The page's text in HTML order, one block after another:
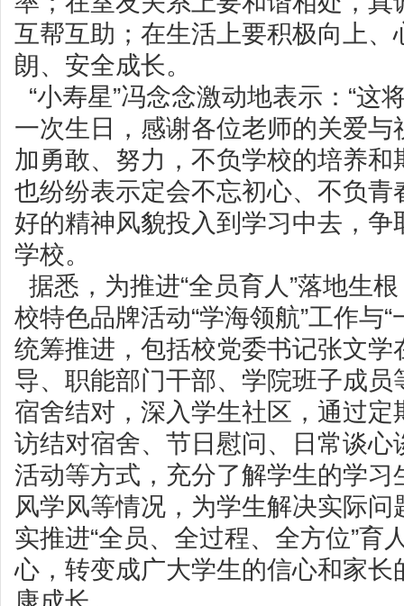
互帮互助；在生活上要积极向上、
朗、安全成长。
“小寿星”冯念念激动地表示：“这
一次生日，感谢各位老师的关爱
加勇敢、努力，不负学校的培养和
也纷纷表示定会不忘初心、不负青
好的精神风貌投入到学习中去，
学校。
据悉，为推进“全员育人”落地生
校特色品牌活动“学海领航”工作与
统筹推进，包括校党委书记张文学
导、职能部门干部、学院班子成
宿舍结对，深入学生社区，通过
访结对宿舍、节日慰问、日常谈心
活动等方式，充分了解学生的学习
风学风等情况，为学生解决实际
实推进“全员、全过程、全方位”育
心，转变成广大学生的信心和家长